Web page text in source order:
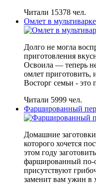
Читали 15378 чел.
Омлет в мультиварке
Долго не могла
приготовления
Освоила — теперь
омлет приготовить,
Восторг семьи - это
Читали 5999 чел.
Фаршированный
Домашние
которого хочется
этом году
фаршированный по-
присутствуют
заменит вам ужин в